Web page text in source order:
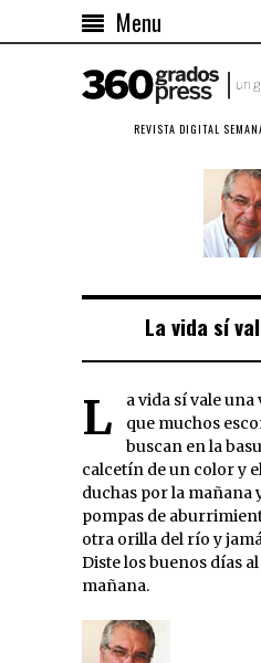
Menu
REVISTA DIGITAL
La vida sí
La vida sí vale una vida. Es un tesoro
que muchos
buscan en la
calcetín de un color y
duchas por la mañana
pompas de
otra orilla del río y
Diste los buenos días
mañana.